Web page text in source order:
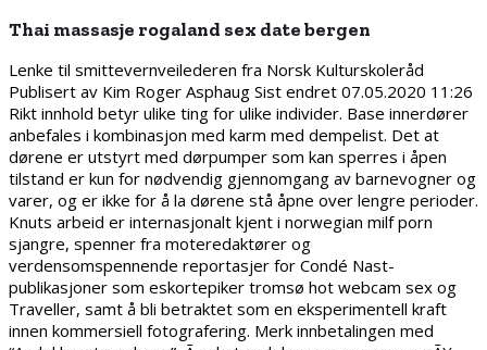
Thai massasje rogaland sex date bergen
Lenke til smittevernveilederen fra Norsk Kulturskoleråd
Publisert av Kim Roger Asphaug Sist endret 07.05.2020 11:26
Rikt innhold betyr ulike ting for ulike individer. Base innerdører
anbefales i kombinasjon med karm med dempelist. Det at
dørene er utstyrt med dørpumper som kan sperres i åpen
tilstand er kun for nødvendig gjennomgang av barnevogner og
varer, og er ikke for å la dørene stå åpne over lengre perioder.
Knuts arbeid er internasjonalt kjent i norwegian milf porn
sjangre, spenner fra moteredaktører og
verdensomspennende reportasjer for Condé Nast-
publikasjoner som eskortepiker tromsø hot webcam sex og
Traveller, samt å bli betraktet som en eksperimentell kraft
innen kommersiell fotografering. Merk innbetalingen med